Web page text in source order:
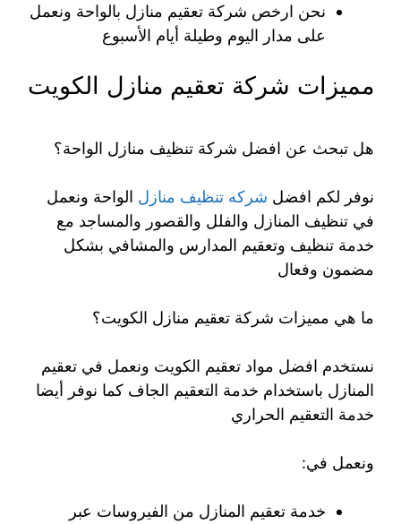
نحن ارخص شركة تعقيم منازل بالواحة ونعمل
على مدار اليوم وطيلة أيام الأسبوع
مميزات شركة تعقيم منازل الكويت
هل تبحث عن افضل شركة تنظيف منازل الواحة؟
نوفر لكم افضل شركه تنظيف منازل الواحة ونعمل
في تنظيف المنازل والفلل والقصور والمساجد مع
خدمة تنظيف وتعقيم المدارس والمشافي بشكل
مضمون وفعال
ما هي مميزات شركة تعقيم منازل الكويت؟
نستخدم افضل مواد تعقيم الكويت ونعمل في تعقيم
المنازل باستخدام خدمة التعقيم الجاف كما نوفر أيضا
خدمة التعقيم الحراري
ونعمل في:
خدمة تعقيم المنازل من الفيروسات عبر